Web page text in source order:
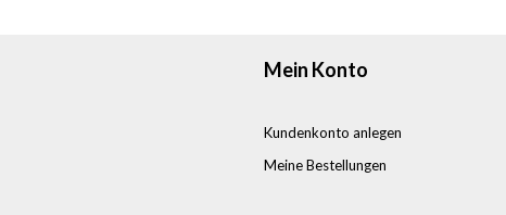
Mein Konto
Kundenkonto anlegen
Meine Bestellungen